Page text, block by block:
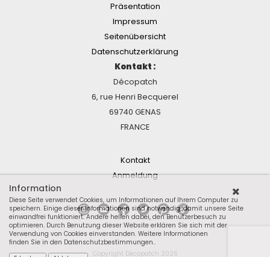
Präsentation
Impressum
Seitenübersicht
Datenschutzerklärung
Kontakt :
Décopatch
6, rue Henri Becquerel
69740 GENAS
FRANCE
Kontakt
Anmeldung
Copyright Décopatch 2026
Information
Diese Seite verwendet Cookies, um Informationen auf Ihrem Computer zu
speichern. Einige dieser Informationen sind notwendig, damit unsere Seite
einwandfrei funktioniert. Andere helfen dabei, den Benutzerbesuch zu
optimieren. Durch Benutzung dieser Website erklären Sie sich mit der
Verwendung von Cookies einverstanden. Weitere Informationen
finden Sie in den Datenschutzbestimmungen..